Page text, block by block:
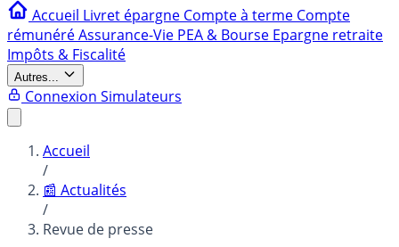
Accueil Livret épargne Compte à terme Compte
rémunéréAssurance-Vie PEA & Bourse Epargne retraite
Impôts & Fiscalité
Autres...
Connexion Simulateurs
Accueil
/
📰 Actualités
/
Revue de presse